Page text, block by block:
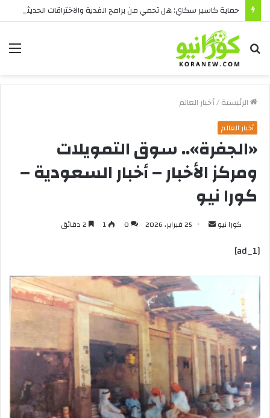
حماية كاسبر سكاي: هل تحمي من برامج الفدية والاختراقات الحديثة؟
بحث
عن
الرئيسية/أخبار العالم
أخبار العالم
«الجفرة».. سوق التمويلات
ومركز الأخبار – أخبار السعودية –
كورا نيو
كورا نيو
أرسل 25 فبراير، 2026 0
1
[ad_1]